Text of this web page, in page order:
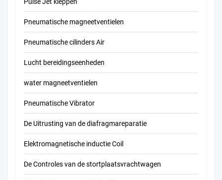
Pneumatische magneetventielen
Pneumatische cilinders Air
Lucht bereidingseenheden
water magneetventielen
Pneumatische Vibrator
De Uitrusting van de diafragmareparatie
Elektromagnetische inductie Coil
De Controles van de stortplaatsvrachtwagen